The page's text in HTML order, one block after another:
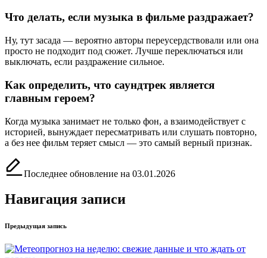
Что делать, если музыка в фильме раздражает?
Ну, тут засада — вероятно авторы переусердствовали или она
просто не подходит под сюжет. Лучше переключаться или
выключать, если раздражение сильное.
Как определить, что саундтрек является
главным героем?
Когда музыка занимает не только фон, а взаимодействует с
историей, вынуждает пересматривать или слушать повторно,
а без нее фильм теряет смысл — это самый верный признак.
Последнее обновление на 03.01.2026
Навигация записи
Предыдущая запись